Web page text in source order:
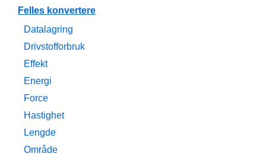
Felles konvertere
Datalagring
Drivstofforbruk
Effekt
Energi
Force
Hastighet
Lengde
Område